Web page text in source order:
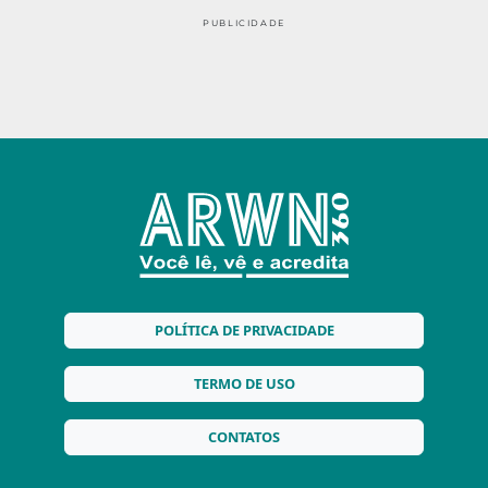
PUBLICIDADE
POLÍTICA DE PRIVACIDADE
TERMO DE USO
CONTATOS